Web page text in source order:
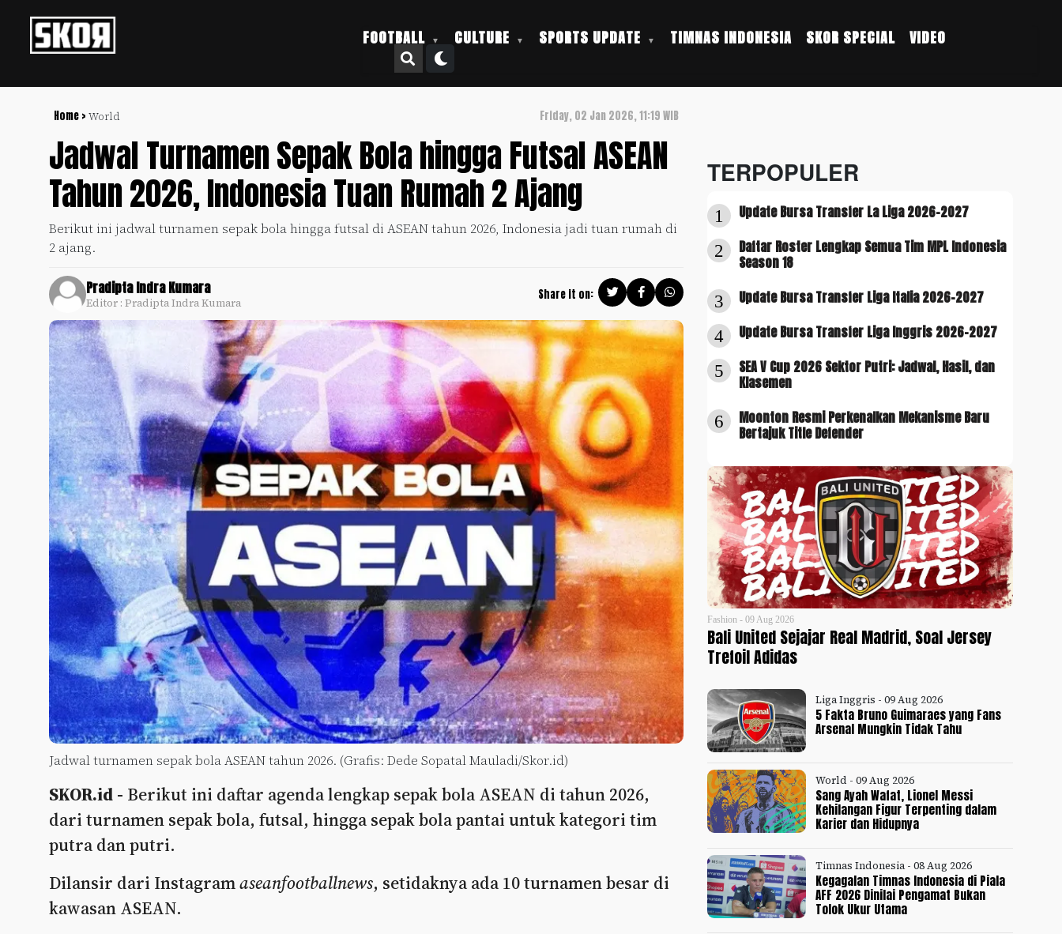
FOOTBALL CULTURE SPORTS UPDATE TIMNAS INDONESIA SKOR SPECIAL VIDEO
Home > World Friday, 02 Jan 2026, 11:19 WIB
Jadwal Turnamen Sepak Bola hingga Futsal ASEAN
Tahun 2026, Indonesia Tuan Rumah 2 Ajang
Berikut ini jadwal turnamen sepak bola hingga futsal di ASEAN tahun 2026, Indonesia jadi tuan rumah di
2 ajang.
Pradipta Indra Kumara
Editor : Pradipta Indra Kumara
Share it on:
Jadwal turnamen sepak bola ASEAN tahun 2026. (Grafis: Dede Sopatal Mauladi/Skor.id)
SKOR.id - Berikut ini daftar agenda lengkap sepak bola ASEAN di tahun 2026,
dari turnamen sepak bola, futsal, hingga sepak bola pantai untuk kategori tim
putra dan putri.
Dilansir dari Instagramaseanfootballnews, setidaknya ada 10 turnamen besar di
kawasan ASEAN.
TERPOPULER
1 Update Bursa Transfer La Liga 2026-2027
2
Daftar Roster Lengkap Semua Tim MPL Indonesia
Season 18
3 Update Bursa Transfer Liga Italia 2026-2027
4 Update Bursa Transfer Liga Inggris 2026-2027
5
SEA V Cup 2026 Sektor Putri: Jadwal, Hasil, dan
Klasemen
6
Moonton Resmi Perkenalkan Mekanisme Baru
Bertajuk Title Defender
Fashion - 09 Aug 2026
Bali United Sejajar Real Madrid, Soal Jersey
Trefoil Adidas
Liga Inggris - 09 Aug 2026
5 Fakta Bruno Guimaraes yang Fans
Arsenal Mungkin Tidak Tahu
World - 09 Aug 2026
Sang Ayah Wafat, Lionel Messi
Kehilangan Figur Terpenting dalam
Karier dan Hidupnya
Timnas Indonesia - 08 Aug 2026
Kegagalan Timnas Indonesia di Piala
AFF 2026 Dinilai Pengamat Bukan
Tolok Ukur Utama
Football +
Culture +
Update
+
Timnas
SKOR
Video
Policy
Pedoman
Pemberitaan
Media
Disclaimer
Kami